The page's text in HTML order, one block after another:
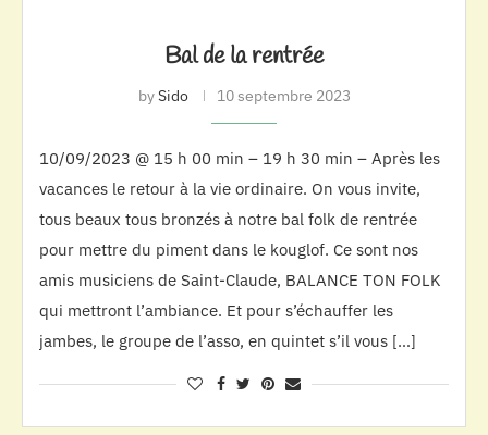
Bal de la rentrée
bySido 10 septembre 2023
10/09/2023 @ 15 h 00 min – 19 h 30 min – Après les
vacances le retour à la vie ordinaire. On vous invite,
tous beaux tous bronzés à notre bal folk de rentrée
pour mettre du piment dans le kouglof. Ce sont nos
amis musiciens de Saint-Claude, BALANCE TON FOLK
qui mettront l’ambiance. Et pour s’échauffer les
jambes, le groupe de l’asso, en quintet s’il vous […]